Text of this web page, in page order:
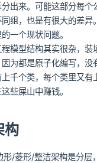
出来。可能这部分每个
组，也是有很大的差异
一个现状问题。
模型结构其实很杂，装
为都是原子化编写，没
千个类，每个类里又有
些屎山中赚钱。
构
/菱形/整洁架构是分层